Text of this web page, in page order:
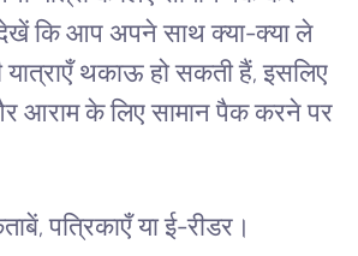
देखें कि आप अपने साथ क्या-क्या ले
यात्राएँ थकाऊ हो सकती हैं, इसलिए
आराम के लिए सामान पैक करने पर
पत्रिकाएँ या ई-रीडर।